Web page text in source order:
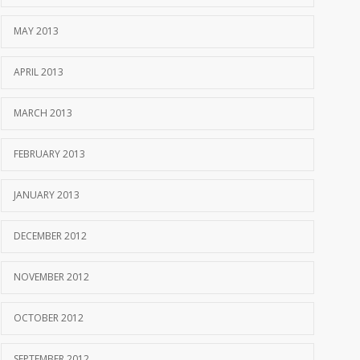
MAY 2013
APRIL 2013
MARCH 2013
FEBRUARY 2013
JANUARY 2013
DECEMBER 2012
NOVEMBER 2012
OCTOBER 2012